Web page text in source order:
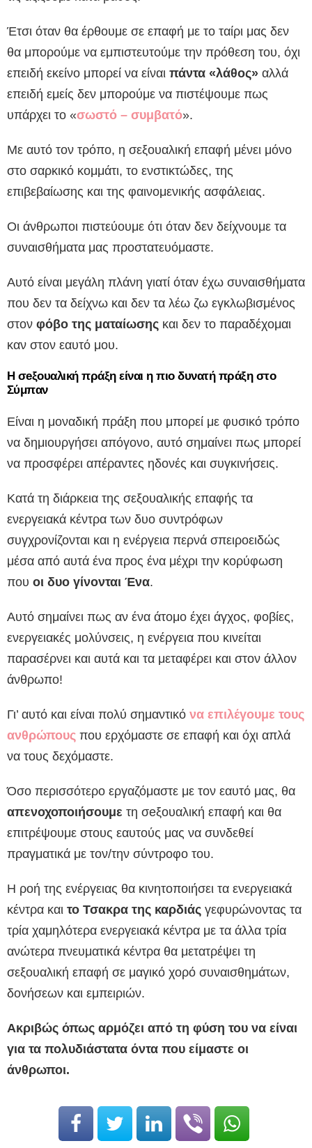
Έτσι όταν θα έρθουμε σε επαφή με το ταίρι μας δεν
θα μπορούμε να εμπιστευτούμε την πρόθεση του, όχι
επειδή εκείνο μπορεί να είναι πάντα «λάθος» αλλά
επειδή εμείς δεν μπορούμε να πιστέψουμε πως
υπάρχει το «σωστό – συμβατό».
Με αυτό τον τρόπο, η σεξουαλική επαφή μένει μόνο
στο σαρκικό κομμάτι, το ενστικτώδες, της
επιβεβαίωσης και της φαινομενικής ασφάλειας.
Οι άνθρωποι πιστεύουμε ότι όταν δεν δείχνουμε τα
συναισθήματα μας προστατευόμαστε.
Αυτό είναι μεγάλη πλάνη γιατί όταν έχω συναισθήματα
που δεν τα δείχνω και δεν τα λέω ζω εγκλωβισμένος
στον φόβο της ματαίωσης και δεν το παραδέχομαι
καν στον εαυτό μου.
Η σeξουαλική πράξη είναι η πιο δυνατή πράξη στο
Σύμπαν
Είναι η μοναδική πράξη που μπορεί με φυσικό τρόπο
να δημιουργήσει απόγονο, αυτό σημαίνει πως μπορεί
να προσφέρει απέραντες ηδονές και συγκινήσεις.
Κατά τη διάρκεια της σεξουαλικής επαφής τα
ενεργειακά κέντρα των δυο συντρόφων
συγχρονίζονται και η ενέργεια περνά σπειροειδώς
μέσα από αυτά ένα προς ένα μέχρι την κορύφωση
που οι δυο γίνονται Ένα.
Αυτό σημαίνει πως αν ένα άτομο έχει άγχος, φοβίες,
ενεργειακές μολύνσεις, η ενέργεια που κινείται
παρασέρνει και αυτά και τα μεταφέρει και στον άλλον
άνθρωπο!
Γι’ αυτό και είναι πολύ σημαντικό να επιλέγουμε τους
ανθρώπους που ερχόμαστε σε επαφή και όχι απλά
να τους δεχόμαστε.
Όσο περισσότερο εργαζόμαστε με τον εαυτό μας, θα
απενοχοποιήσουμε τη σeξουαλική επαφή και θα
επιτρέψουμε στους εαυτούς μας να συνδεθεί
πραγματικά με τον/την σύντροφο του.
Η ροή της ενέργειας θα κινητοποιήσει τα ενεργειακά
κέντρα και το Τσακρα της καρδιάς γεφυρώνοντας τα
τρία χαμηλότερα ενεργειακά κέντρα με τα άλλα τρία
ανώτερα πνευματικά κέντρα θα μετατρέψει τη
σεξουαλική επαφή σε μαγικό χορό συναισθημάτων,
δονήσεων και εμπειριών.
Ακριβώς όπως αρμόζει από τη φύση του να είναι
για τα πολυδιάστατα όντα που είμαστε οι
άνθρωποι.